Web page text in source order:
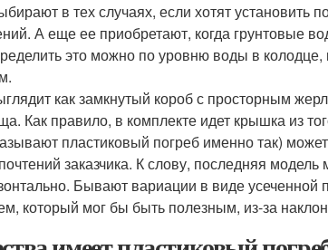
в тех случаях, если хотят установить
А еще ее приобретают, когда грунтовые
это можно по уровню воды в
как замкнутый короб с просторным
Как правило, в комплекте идет крышка из
пластиковый погреб именно так)
заказчика. К слову, последняя
Бывают вариации в виде
который мог бы быть полезным, из-за